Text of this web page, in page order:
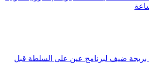
بريجة ضيف لبرنامج عين على السلطة قبل